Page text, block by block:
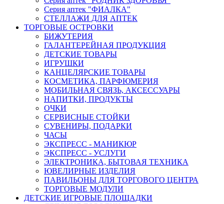
Серия аптек "ФИАЛКА"
СТЕЛЛАЖИ ДЛЯ АПТЕК
ТОРГОВЫЕ ОСТРОВКИ
БИЖУТЕРИЯ
ГАЛАНТЕРЕЙНАЯ ПРОДУКЦИЯ
ДЕТСКИЕ ТОВАРЫ
ИГРУШКИ
КАНЦЕЛЯРСКИЕ ТОВАРЫ
КОСМЕТИКА, ПАРФЮМЕРИЯ
МОБИЛЬНАЯ СВЯЗЬ, АКСЕССУАРЫ
НАПИТКИ, ПРОДУКТЫ
ОЧКИ
СЕРВИСНЫЕ СТОЙКИ
СУВЕНИРЫ, ПОДАРКИ
ЧАСЫ
ЭКСПРЕСС - МАНИКЮР
ЭКСПРЕСС - УСЛУГИ
ЭЛЕКТРОНИКА, БЫТОВАЯ ТЕХНИКА
ЮВЕЛИРНЫЕ ИЗДЕЛИЯ
ПАВИЛЬОНЫ ДЛЯ ТОРГОВОГО ЦЕНТРА
ТОРГОВЫЕ МОДУЛИ
ДЕТСКИЕ ИГРОВЫЕ ПЛОЩАДКИ